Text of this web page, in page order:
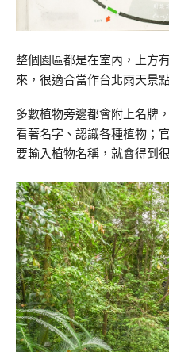
整個園區都是在室內，上方
來，很適合當作台北雨天景
多數植物旁邊都會附上名牌
看著名字、認識各種植物；
要輸入植物名稱，就會得到